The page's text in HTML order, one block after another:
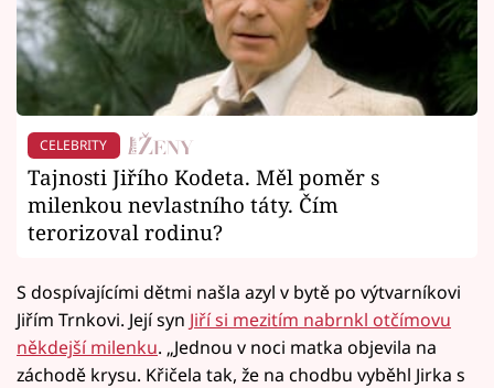
CELEBRITY
Tajnosti Jiřího Kodeta. Měl poměr s
milenkou nevlastního táty. Čím
terorizoval rodinu?
S dospívajícími dětmi našla azyl v bytě po výtvarníkovi
Jiřím Trnkovi. Její syn Jiří si mezitím nabrnkl otčímovu
někdejší milenku. „Jednou v noci matka objevila na
záchodě krysu. Křičela tak, že na chodbu vyběhl Jirka s